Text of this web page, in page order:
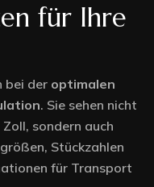
für Ihre
bei der optimalen
. Sie sehen nicht
sondern auch
Stückzahlen
für Transport